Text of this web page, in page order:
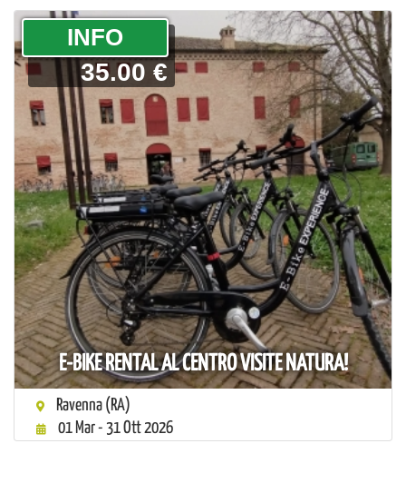
E-BIKE RENTAL AL CENTRO VISITE NATURA!
­INFO
35.00 €
Ravenna (RA)
01 Mar - 31 Ott 2026